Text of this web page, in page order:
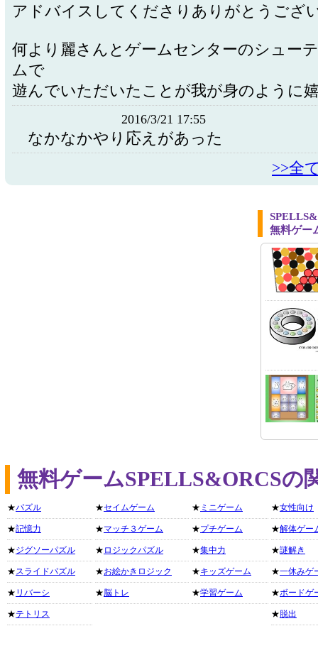
アドバイスしてくださりありがとうござ
何より麗さんとゲームセンターのシュー
ムで
遊んでいただいたことが我が身のように
2016/3/21 17:55
なかなかやり応えがあった
>>全
無料ゲー
無料ゲームSPELLS&ORCSの
★パズル
★記憶力
★ジグソーパズル
★スライドパズル
★ リバーシ
★テトリス
★セイムゲーム
★マッチ３ゲーム
★ ロジックパズル
★お絵かきロジック
★脳トレ
★ ミニゲーム
★プチゲーム
★集中力
★キッズゲーム
★学習ゲーム
★女性向け
★解体ゲー
★謎解き
★一休みゲ
★ボードゲ
★ 脱出